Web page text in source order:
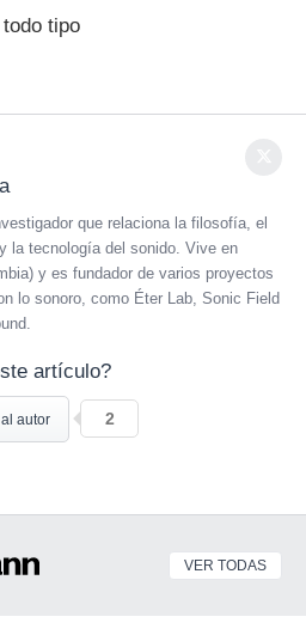
tipo
que relaciona la filosofía, el
la tecnología del sonido. Vive en
y es fundador de varios proyectos
lo sonoro, como Éter Lab, Sonic Field
artículo?
autor 2
VER TODAS